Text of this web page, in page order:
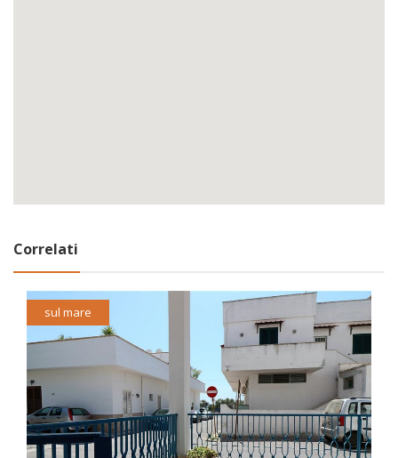
Correlati
sul mare